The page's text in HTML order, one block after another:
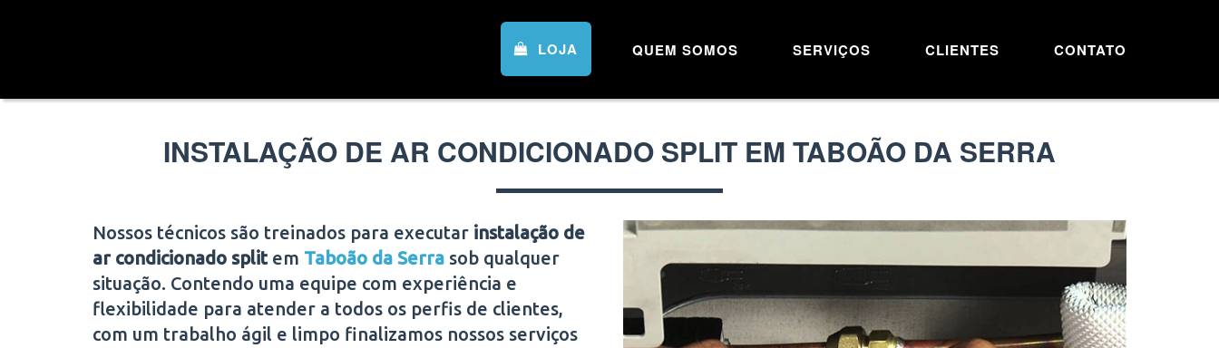
LOJA QUEM SOMOS SERVIÇOS CLIENTES CONTATO
INSTALAÇÃO DE AR CONDICIONADO SPLIT EM TABOÃO DA SERRA
Nossos técnicos são treinados para executar instalação de
ar condicionado splitem Taboão da Serra sob qualquer
situação. Contendo uma equipe com experiência e
flexibilidade para atender a todos os perfis de clientes,
com um trabalho ágil e limpo finalizamos nossos serviços